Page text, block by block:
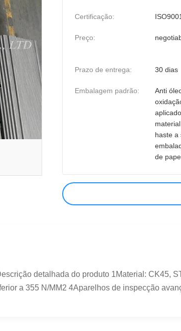
Certificação:
Preço:
Prazo de entrega: 30 dias
Embalagem padrão:
Anti
haste a
de
detalhada do produto 1Material: CK45,
a 355 N/MM2 4Aparelhos de inspecção